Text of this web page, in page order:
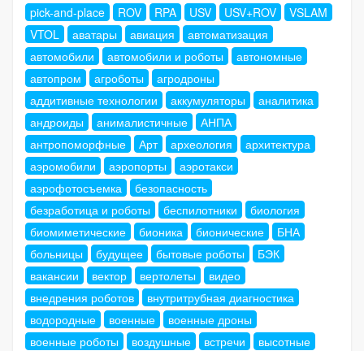
pick-and-place
ROV RPA USV USV+ROV
VSLAM
VTOL
аватары авиация
автоматизация
автомобили
автомобили и роботы
автономные
автопром
агроботы
агродроны
аддитивные технологии
аккумуляторы
аналитика
андроиды
анималистичные
АНПА
антропоморфные
Арт археология
архитектура
аэромобили
аэропорты
аэротакси
аэрофотосъемка
безопасность
безработица и роботы
беспилотники
биология
биомиметические
бионика бионические
БНА
больницы
будущее бытовые роботы
БЭК
вакансии
вектор вертолеты
видео
внедрения роботов
внутритрубная диагностика
водородные
военные
военные дроны
военные роботы
воздушные встречи высотные